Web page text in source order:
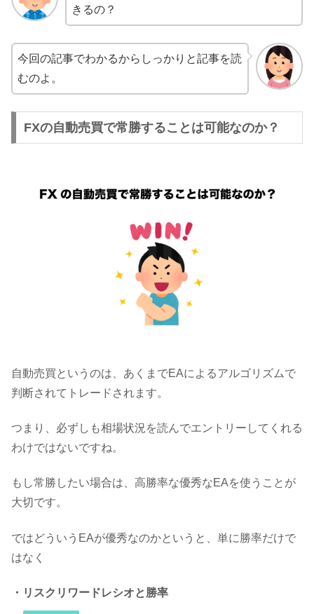
きるの？
今回の記事でわかるからしっかりと記事を読
むのよ。
FXの自動売買で常勝することは可能なのか？
自動売買というのは、あくまでEAによるアルゴリズムで
判断されてトレードされます。
つまり、必ずしも相場状況を読んでエントリーしてくれる
わけではないですね。
もし常勝したい場合は、高勝率な優秀なEAを使うことが
大切です。
ではどういうEAが優秀なのかというと、単に勝率だけで
はなく
・リスクリワードレシオと勝率